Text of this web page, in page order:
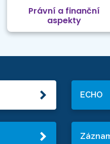
Právní a finanční
aspekty
ECHO